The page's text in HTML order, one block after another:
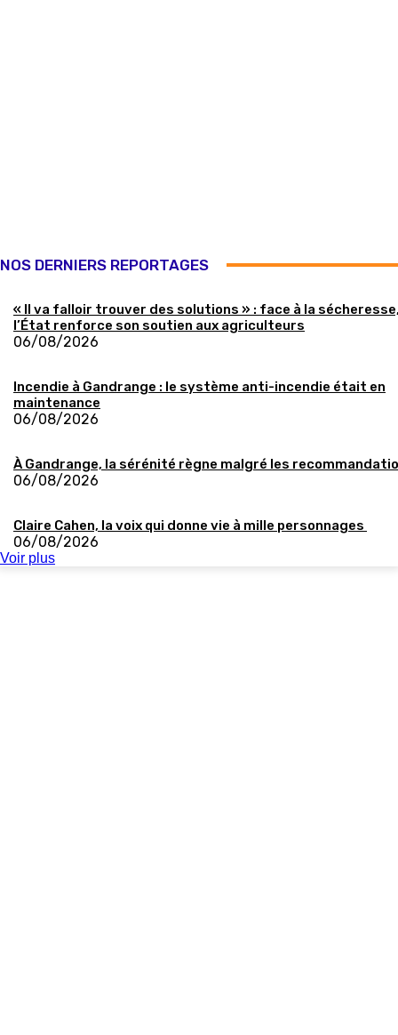
NOS DERNIERS REPORTAGES
« Il va falloir trouver des solutions » : face à la
l’État renforce son soutien aux agriculteurs
06/08/2026
Incendie à Gandrange : le système anti-incendie était en
maintenance
06/08/2026
À Gandrange, la sérénité règne malgré les
06/08/2026
Claire Cahen, la voix qui donne vie à mille personnages
06/08/2026
Voir plus